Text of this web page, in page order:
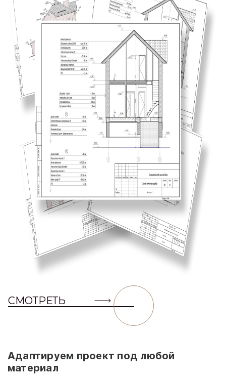
СМОТРЕТЬ
Адаптируем проект под любой
материал